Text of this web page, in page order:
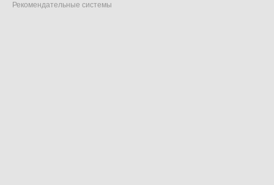
Рекомендательные системы